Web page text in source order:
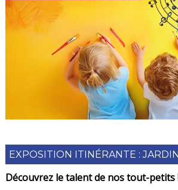
EXPOSITION ITINÉRANTE :
Découvrez le talent de nos tout-petits